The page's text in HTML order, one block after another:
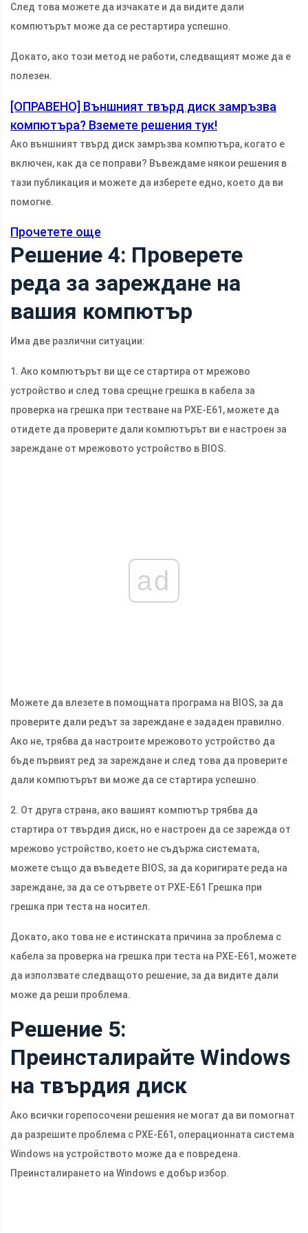
След това можете да изчакате и да видите дали
компютърът може да се рестартира успешно.
Докато, ако този метод не работи, следващият може да е
полезен.
[ОПРАВЕНО] Външният твърд диск замръзва
компютъра? Вземете решения тук!
Ако външният твърд диск замръзва компютъра, когато е
включен, как да се поправи? Въвеждаме някои решения в
тази публикация и можете да изберете едно, което да ви
помогне.
Прочетете още
Решение 4: Проверете
реда за зареждане на
вашия компютър
Има две различни ситуации:
1. Ако компютърът ви ще се стартира от мрежово
устройство и след това срещне грешка в кабела за
проверка на грешка при тестване на PXE-E61, можете да
отидете да проверите дали компютърът ви е настроен за
зареждане от мрежовото устройство в BIOS.
ad
Можете да влезете в помощната програма на BIOS, за да
проверите дали редът за зареждане е зададен правилно.
Ако не, трябва да настроите мрежовото устройство да
бъде първият ред за зареждане и след това да проверите
дали компютърът ви може да се стартира успешно.
2. От друга страна, ако вашият компютър трябва да
стартира от твърдия диск, но е настроен да се зарежда от
мрежово устройство, което не съдържа системата,
можете също да въведете BIOS, за да коригирате реда на
зареждане, за да се отървете от PXE-E61 Грешка при
грешка при теста на носител.
Докато, ако това не е истинската причина за проблема с
кабела за проверка на грешка при теста на PXE-E61, можете
да използвате следващото решение, за да видите дали
може да реши проблема.
Решение 5:
Преинсталирайте Windows
на твърдия диск
Ако всички горепосочени решения не могат да ви помогнат
да разрешите проблема с PXE-E61, операционната система
Windows на устройството може да е повредена.
Преинсталирането на Windows е добър избор.